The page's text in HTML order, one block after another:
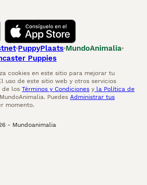
PuppyPlaats MundoAnimalia
Puppies
cookies en este sitio para mejorar tu
uso de este sitio web y otros servicios
de los Términos y Condiciones y la Política de
Puedes Administrar tus
momento.
- Mundoanimalia